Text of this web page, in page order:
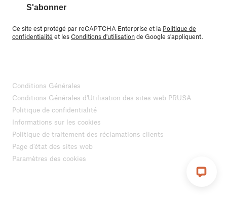
S'abonner
Ce site est protégé par reCAPTCHA Enterprise et la Politique de
confidentialité et lesConditions d'utilisationde Google s'appliquent.
Conditions Générales
Conditions Générales d'Utilisation des sites web PRUSA
Politique de confidentialité
Informations sur les cookies
Politique de traitement des réclamations clients
Page d'état des sites web
Paramètres des cookies